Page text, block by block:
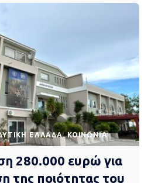
ΕΛΛΆΔΑ ΚΟΙΝΩΝΊΑ
280.000 ευρώ για
της ποιότητας του